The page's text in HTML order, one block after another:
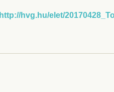
http://hvg.hu/elet/